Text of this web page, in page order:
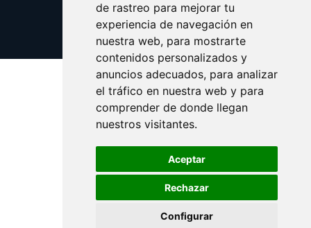
de rastreo para mejorar tu
experiencia de navegación en
nuestra web, para mostrarte
contenidos personalizados y
anuncios adecuados, para analizar
el tráfico en nuestra web y para
comprender de donde llegan
nuestros visitantes.
Aceptar
Rechazar
Configurar
Update cookies preferences
Copyright © 2025 victima.es